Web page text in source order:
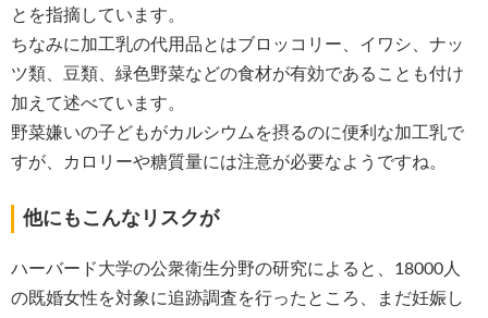
とを指摘しています。
ちなみに加工乳の代用品とはブロッコリー、イワシ、ナッ
ツ類、豆類、緑色野菜などの食材が有効であることも付け
加えて述べています。
野菜嫌いの子どもがカルシウムを摂るのに便利な加工乳で
すが、カロリーや糖質量には注意が必要なようですね。
他にもこんなリスクが
ハーバード大学の公衆衛生分野の研究によると、18000人
の既婚女性を対象に追跡調査を行ったところ、まだ妊娠し